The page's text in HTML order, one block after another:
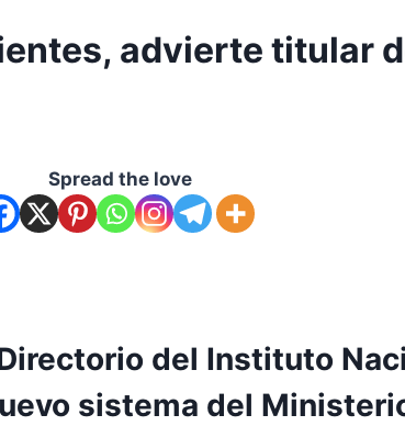
advierte titular
Spread the love
del Instituto
sistema del